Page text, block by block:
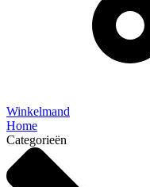
Winkelmand
Home
Categorieën